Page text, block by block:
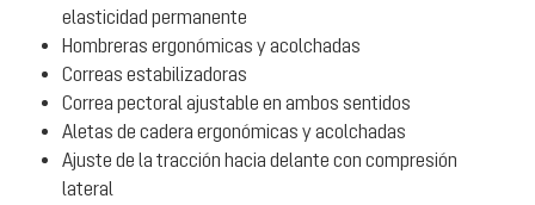
elasticidad permanente
Hombreras ergonómicas y acolchadas
Correas estabilizadoras
Correa pectoral ajustable en ambos sentidos
Aletas de cadera ergonómicas y acolchadas
Ajuste de la tracción hacia delante con compresión
lateral